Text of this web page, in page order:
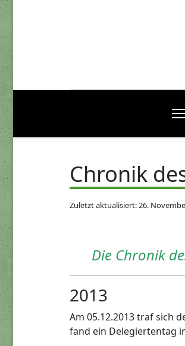
Chronik
Zuletzt aktualisiert: 26.
Die Chronik
2013
Am 05.12.2013 traf sich
fand ein Delegiertentag